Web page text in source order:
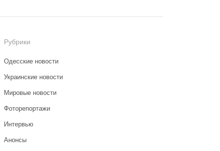
Рубрики
Одесские новости
Украинские новости
Мировые новости
Фоторепортажи
Интервью
Анонсы